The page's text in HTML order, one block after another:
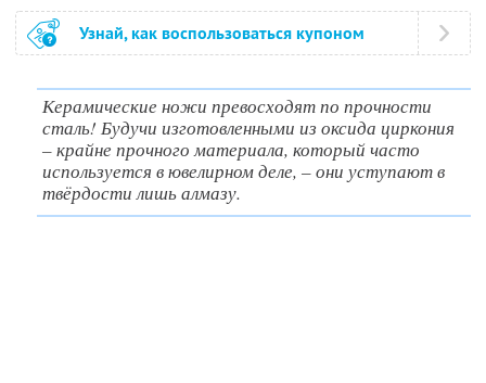
Узнай, как воспользоваться купоном
Керамические ножи превосходят по прочности
сталь! Будучи изготовленными из оксида циркония
– крайне прочного материала, который часто
используется в ювелирном деле, – они уступают в
твёрдости лишь алмазу.